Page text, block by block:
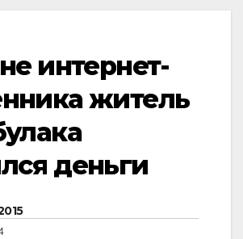
интернет-
житель
деньги